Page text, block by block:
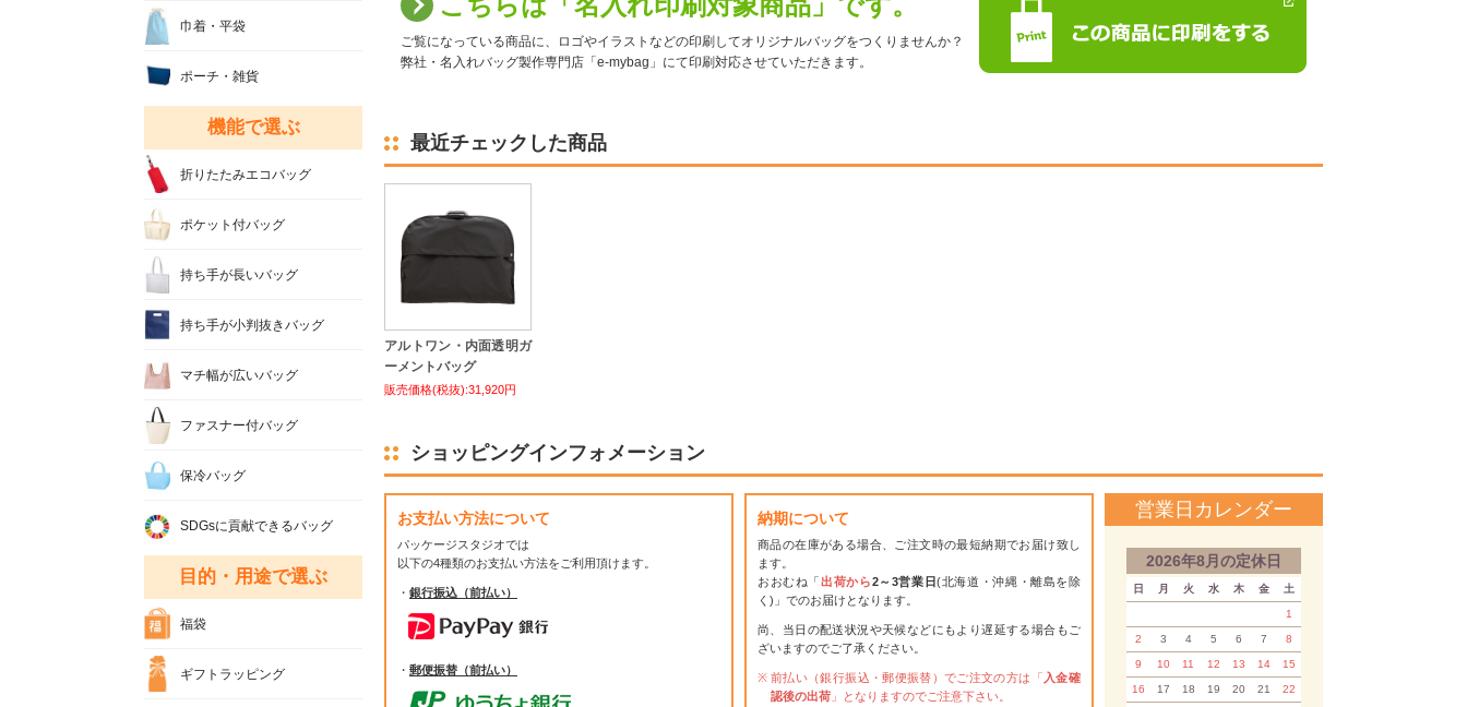
ご覧になっている商品に、ロゴやイラストなどの印刷してオリジナルバッグをつくりませんか？
弊社・名入れバッグ製作専門店「e-mybag」にて印刷対応させていただきます。
最近チェックした商品
アルトワン・内面透明ガ
ーメントバッグ
販売価格(税抜):31,920円
ショッピングインフォメーション
お支払い方法について
パッケージスタジオでは
以下の4種類のお支払い方法をご利用頂けます。
・ 銀行振込（前払い）
・ 郵便振替（前払い）
納期について
商品の在庫がある場合、ご注文時の最短納期でお届け致し
ます。
おおむね「出荷から2～3営業日(北海道・沖縄・離島を除
く)」でのお届けとなります。
尚、当日の配送状況や天候などにもより遅延する場合もご
ざいますのでご了承ください。
前払い（銀行振込・郵便振替）でご注文の方は「 入金確
認後の出荷 」となりますのでご注意下さい。
営業日カレンダー
2026年8月の定休日
日 月 火 水 木 金 土
1
2 3 4 5 6 7 8
9 10 11 12 13 14 15
16 17 18 19 20 21 22
巾着・平袋
ポーチ・雑貨
機能で選ぶ
折りたたみエコバッグ
ポケット付バッグ
持ち手が長いバッグ
持ち手が小判抜きバッグ
マチ幅が広いバッグ
ファスナー付バッグ
保冷バッグ
SDGsに貢献できるバッグ
目的・用途で選ぶ
福袋
ギフトラッピング